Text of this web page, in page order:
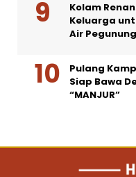
Kolam
Keluarga
Air
Pulang
Siap Bawa
“MANJUR”